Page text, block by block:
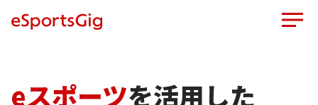
eスポーツを活用した